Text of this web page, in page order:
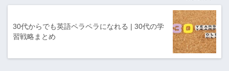
30代からでも英語ペラペラになれる | 30代の学
習戦略まとめ